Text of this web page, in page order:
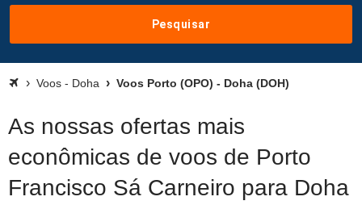
Pesquisar
Voos - Doha Voos Porto (OPO) - Doha (DOH)
As nossas ofertas mais
econômicas de voos de Porto
Francisco Sá Carneiro para Doha